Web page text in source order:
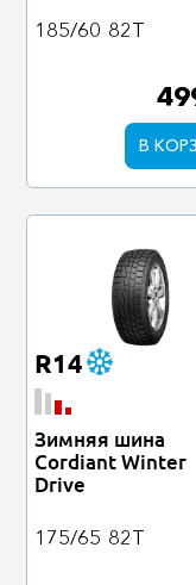
185/60 82T
В
R14
Зимняя шина
Cordiant Winter
Drive
175/65 82T